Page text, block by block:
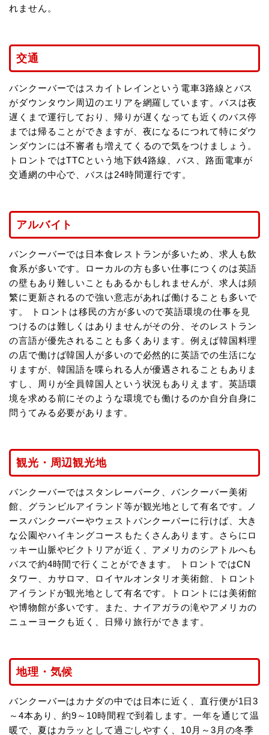
れません。
交通
バンクーバーではスカイトレインという電車3路線とバス
がダウンタウン周辺のエリアを網羅しています。バスは夜
遅くまで運行しており、帰りが遅くなっても近くのバス停
までは帰ることができますが、夜になるにつれて特にダウ
ンダウンには不審者も増えてくるので気をつけましょう。
トロントではTTCという地下鉄4路線、バス、路面電車が
交通網の中心で、バスは24時間運行です。
アルバイト
バンクーバーでは日本食レストランが多いため、求人も飲
食系が多いです。ローカルの方も多い仕事につくのは英語
の壁もあり難しいこともあるかもしれませんが、求人は頻
繁に更新されるので強い意志があれば働けることも多いで
す。 トロントは移民の方が多いので英語環境の仕事を見
つけるのは難しくはありませんがその分、そのレストラン
の言語が優先されることも多くあります。例えば韓国料理
の店で働けば韓国人が多いので必然的に英語での生活にな
りますが、韓国語を喋られる人が優遇されることもありま
すし、周りが全員韓国人という状況もありえます。英語環
境を求める前にそのような環境でも働けるのか自分自身に
問うてみる必要があります。
観光・周辺観光地
バンクーバーではスタンレーパーク、バンクーバー美術
館、グランビルアイランド等が観光地として有名です。ノ
ースバンクーバーやウェストバンクーバーに行けば、大き
な公園やハイキングコースもたくさんあります。さらにロ
ッキー山脈やビクトリアが近く、アメリカのシアトルへも
バスで約4時間で行くことができます。 トロントではCN
タワー、カサロマ、ロイヤルオンタリオ美術館、トロント
アイランドが観光地として有名です。トロントには美術館
や博物館が多いです。また、ナイアガラの滝やアメリカの
ニューヨークも近く、日帰り旅行ができます。
地理・気候
バンクーバーはカナダの中では日本に近く、直行便が1日3
～4本あり、約9～10時間程で到着します。一年を通じて温
暖で、夏はカラッとして過ごしやすく、10月～3月の冬季